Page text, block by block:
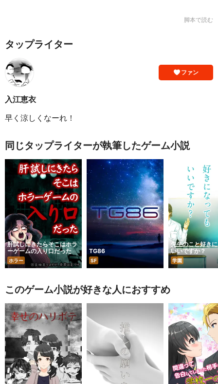
脚本で読む
タップライター
ファン
入江恵衣
早く涼しくなーれ！
同じタップライターが執筆したゲーム小説
肝試しにきたらそこはホラ
ーゲームの入り口だった
ホラー
TG86
SF
先生のこと好き
いいですか？
学園
このゲーム小説が好きな人におすすめ